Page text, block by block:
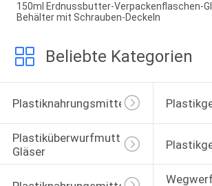
150ml Erdnussbutter-Verpackenflaschen-
Behälter mit Schrauben-Deckeln
Beliebte Kategorien
Plastiknahrungsmittelgläser
Plastiküberwurfmutter-
Gläser